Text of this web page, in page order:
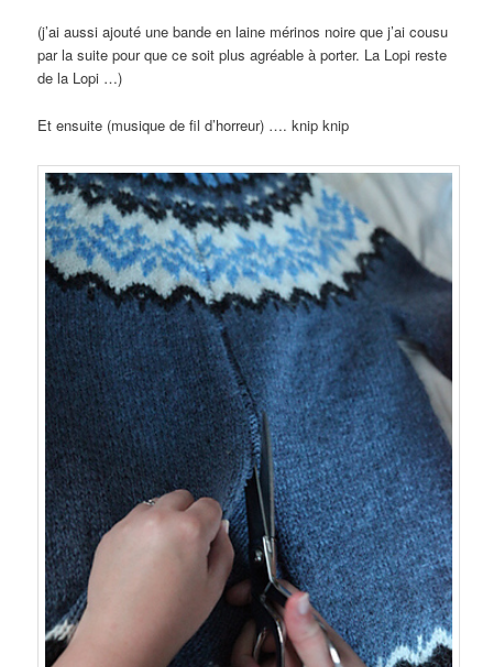
(j’ai aussi ajouté une bande en laine mérinos noire que j’ai cousu
par la suite pour que ce soit plus agréable à porter. La Lopi reste
de la Lopi …)
Et ensuite (musique de fil d’horreur) …. knip knip